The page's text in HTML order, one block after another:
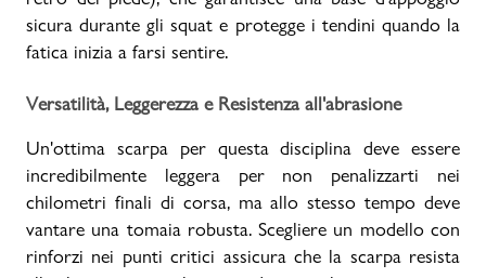
sicura durante gli squat e protegge i tendini quando la
fatica inizia a farsi sentire.
Versatilità, Leggerezza e Resistenza all'abrasione
Un'ottima scarpa per questa disciplina deve essere
incredibilmente leggera per non penalizzarti nei
chilometri finali di corsa, ma allo stesso tempo deve
vantare una tomaia robusta. Scegliere un modello con
rinforzi nei punti critici assicura che la scarpa resista